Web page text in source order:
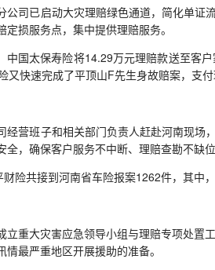
司已启动大灾理赔绿色通道，简化单证
损服务点，集中提供理赔服务。
国太保寿险将14.29万元理赔款送至客户
又快速完成了平顶山F先生身故赔案，支付
营班子和相关部门负责人赶赴河南现场
，确保客户服务不中断、理赔查勘不缺位
共接到河南省车险报案1262件，其中，
重大灾害应急领导小组与理赔专项处置
最严重地区开展援助的准备。